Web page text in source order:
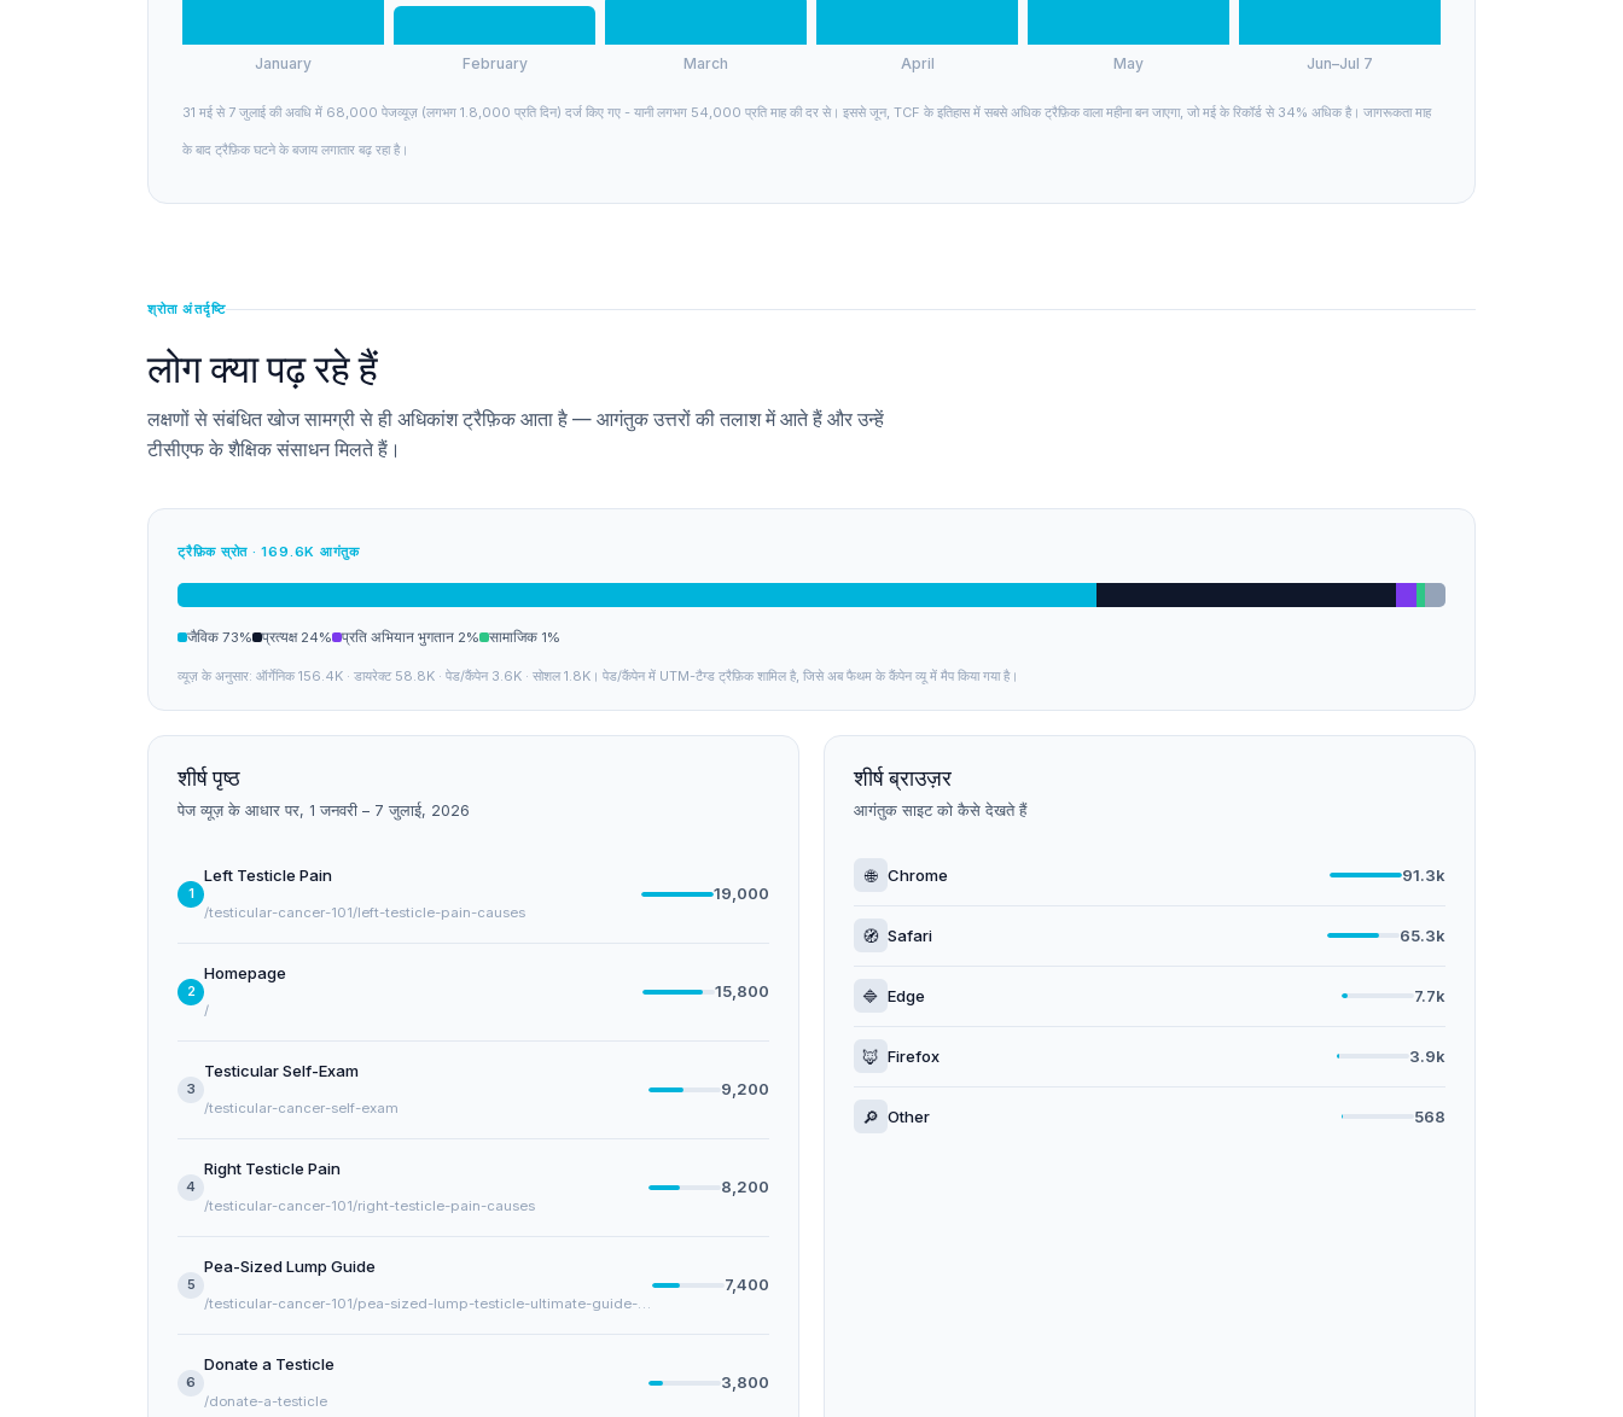
January February March April May Jun–Jul 7
31 मई से 7 जुलाई की अवधि में 68,000 पेजव्यूज़ (लगभग 1.8,000 प्रति दिन) दर्ज किए गए - यानी लगभग 54,000 प्रति माह की दर से। इससे जून, TCF के इतिहास में सबसे अधिक ट्रैफ़िक वाला महीना बन जाएगा, जो मई के रिकॉर्ड से 34% अधिक है। जागरूकता माह
के बाद ट्रैफ़िक घटने के बजाय लगातार बढ़ रहा है।
श्रोता अंतर्दृष्टि
लोग क्या पढ़ रहे हैं
लक्षणों से संबंधित खोज सामग्री से ही अधिकांश ट्रैफ़िक आता है — आगंतुक उत्तरों की तलाश में आते हैं और उन्हें
टीसीएफ के शैक्षिक संसाधन मिलते हैं।
ट्रैफ़िक स्रोत · 169.6K आगंतुक
जैविक 73% प्रत्यक्ष 24% प्रति अभियान भुगतान 2% सामाजिक 1%
व्यूज़ के अनुसार: ऑर्गेनिक 156.4K · डायरेक्ट 58.8K · पेड/कैंपेन 3.6K · सोशल 1.8K। पेड/कैंपेन में UTM-टैग्ड ट्रैफ़िक शामिल है, जिसे अब फैथम के कैंपेन व्यू में मैप किया गया है।
शीर्ष पृष्ठ
पेज व्यूज़ के आधार पर, 1 जनवरी – 7 जुलाई, 2026
1
Left Testicle Pain
/testicular-cancer-101/left-testicle-pain-causes
19,000
2
Homepage
/
15,800
3
Testicular Self-Exam
/testicular-cancer-self-exam
9,200
4
Right Testicle Pain
/testicular-cancer-101/right-testicle-pain-causes
8,200
5
Pea-Sized Lump Guide
7,400
6
Donate a Testicle
/donate-a-testicle
3,800
शीर्ष ब्राउज़र
आगंतुक साइट को कैसे देखते हैं
🌐 Chrome 91.3k
🧭 Safari 65.3k
🔷 Edge 7.7k
🦊 Firefox 3.9k
🔎 Other 568